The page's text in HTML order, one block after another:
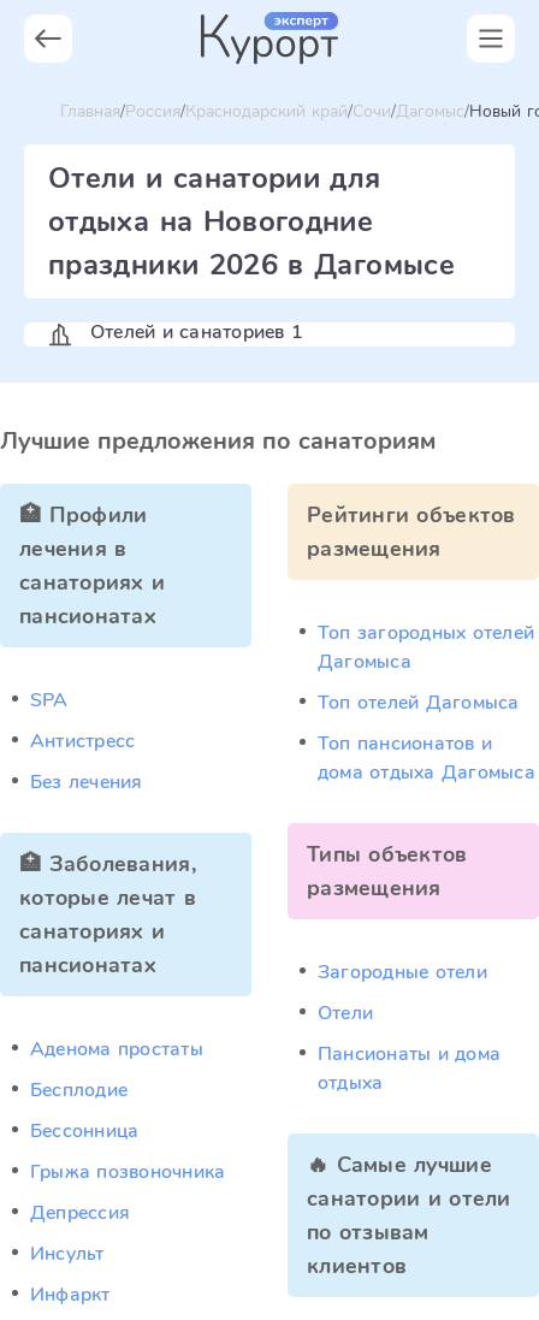
Главная Россия Краснодарский край Сочи Дагомыс Новый
Отели и санатории для
отдыха на Новогодние
праздники 2026 в Дагомысе
Отелей и санаториев 1
Лучшие предложения по санаториям
🏥 Профили
лечения в
санаториях и
пансионатах
SPA
Антистресс
Без лечения
🏥 Заболевания,
которые лечат в
санаториях и
пансионатах
Аденома простаты
Бесплодие
Бессонница
Грыжа позвоночника
Депрессия
Инсульт
Инфаркт
Рейтинги объектов
размещения
Топ загородных отелей
Дагомыса
Топ отелей Дагомыса
Топ пансионатов и
дома отдыха Дагомыса
Типы объектов
размещения
Загородные отели
Отели
Пансионаты и дома
отдыха
🔥 Самые лучшие
санатории и отели
по отзывам
клиентов